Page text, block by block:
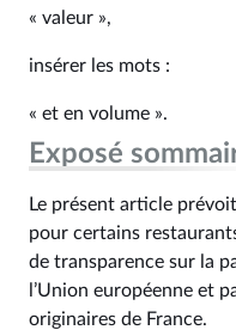
« valeur »,
insérer les mots :
« et en volume ».
Exposé
Le présent article
pour certains
de transparence sur la
l’Union européenne et
originaires de France.